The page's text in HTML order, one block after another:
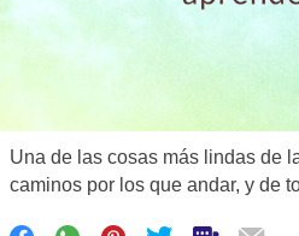
Una de las cosas más lindas de
caminos por los que andar, y de